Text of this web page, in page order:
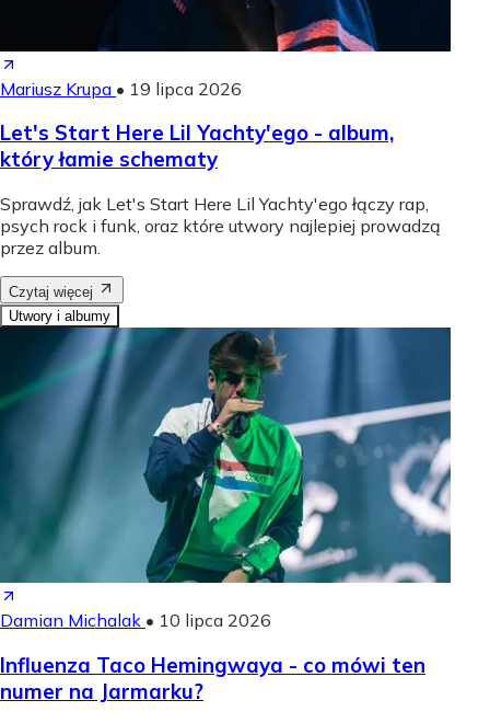
Mariusz Krupa • 19 lipca 2026
Let's Start Here Lil Yachty'ego - album,
który łamie schematy
Sprawdź, jak Let's Start Here Lil Yachty'ego łączy rap,
psych rock i funk, oraz które utwory najlepiej prowadzą
przez album.
Czytaj więcej
Utwory i albumy
Damian Michalak • 10 lipca 2026
Influenza Taco Hemingwaya - co mówi ten
numer na Jarmarku?